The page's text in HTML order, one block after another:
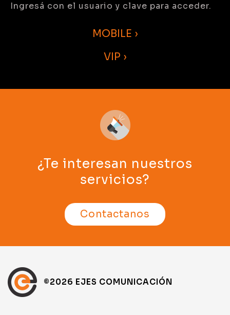
Ingresá con el usuario y clave para acceder.
MOBILE ›
VIP ›
¿Te interesan nuestros
servicios?
Contactanos
©2026 EJES COMUNICACIÓN